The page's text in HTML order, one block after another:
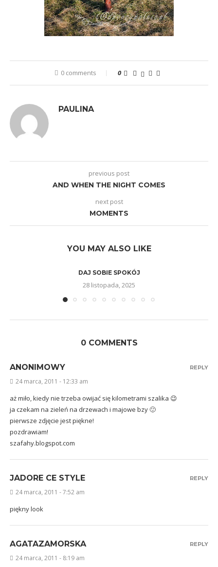
0 comments 0
PAULINA
previous post
AND WHEN THE NIGHT COMES
next post
MOMENTS
YOU MAY ALSO LIKE
DAJ SOBIE SPOKÓJ
28 listopada, 2025
0 COMMENTS
ANONIMOWY
24 marca, 2011 - 12:33 am
aż miło, kiedy nie trzeba owijać się kilometrami szalika 😉
ja czekam na zieleń na drzewach i majowe bzy 🙂
pierwsze zdjęcie jest piękne!
pozdrawiam!
szafahy.blogspot.com
REPLY
JADORE CE STYLE
24 marca, 2011 - 7:52 am
piękny look
REPLY
AGATAZAMORSKA
24 marca, 2011 - 8:19 am
REPLY